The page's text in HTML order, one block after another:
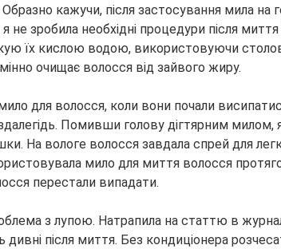
Образно кажучи, після застосування мила
зробила необхідні процедури після
їх кислою водою, використовуючи
очищає волосся від зайвого жиру.
для волосся, коли вони почали
Помивши голову дігтярним
На вологе волосся завдала спрей для
мило для миття волосся
перестали випадати.
з лупою. Натрапила на статтю в
дивні після миття. Без кондиціонера